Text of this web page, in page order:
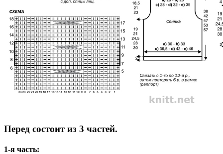
Перед состоит из 3 частей.
1-я часть: